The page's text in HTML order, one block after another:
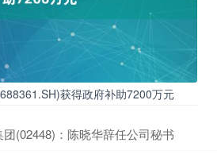
台：助您资金杠杆，投资无忧
03
互联网股票配资网，股配资平台应运而
杆，助力其投资无忧。 此外，配资平台
获得政府补助7200万元
(02448)：陈晓华辞任公司秘书